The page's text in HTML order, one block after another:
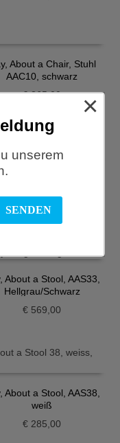
About a Chair, Stuhl
AAC10, schwarz
€365,00
About a Stool, AAS32,
€309,00
About a Stool, AAS33,
Hellgrau/Schwarz
€ 569,00
About a Stool, AAS38,
weiß
€ 285,00
unserem
×